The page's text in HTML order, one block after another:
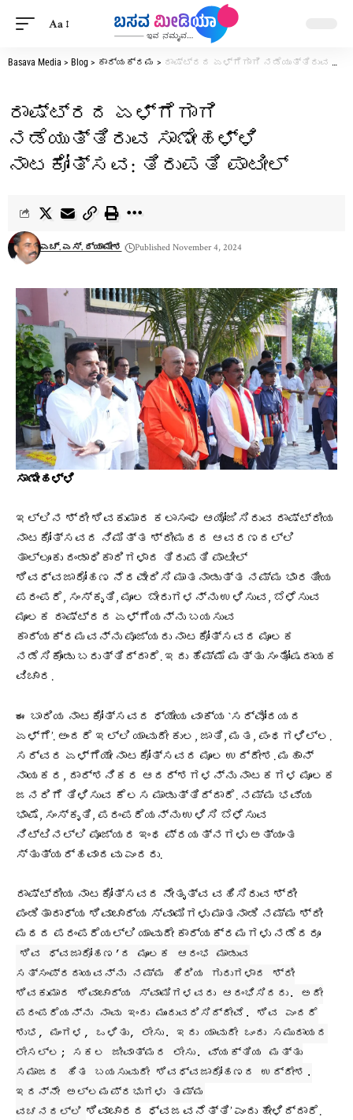
Aa
Basava Media > Blog > ಕಾರ್ಯಕ್ರಮ > ರಾಷ್ಟ್ರದ ಏಳ್ಗೆಗಾಗಿ ನಡೆಯುತ್ತಿರುವ ಸಾಣೇಹಳ್ಳಿ ನಾಟಕೋತ್ಸವ: ತಿರುಪತಿ ಪಾಟೀಲ್
ರಾಷ್ಟ್ರದ ಏಳ್ಗೆಗಾಗಿ
ನಡೆಯುತ್ತಿರುವ ಸಾಣೇಹಳ್ಳಿ
ನಾಟಕೋತ್ಸವ: ತಿರುಪತಿ ಪಾಟೀಲ್
ಎಚ್. ಎಸ್. ದ್ಯಾಮೇಶ Published November 4, 2024
ಸಾಣೇಹಳ್ಳಿ
ಇಲ್ಲಿನ ಶ್ರೀ ಶಿವಕುಮಾರ ಕಲಾಸಂಘ ಆಯೋಜಿಸಿರುವ ರಾಷ್ಟ್ರೀಯ
ನಾಟಕೋತ್ಸವದ ನಿಮಿತ್ತ ಶ್ರೀಮಠದ ಆವರಣದಲ್ಲಿ
ತಾಲ್ಲೂಕು ದಂಡಾಧಿಕಾರಿಗಳಾದ ತಿರುಪತಿ ಪಾಟೀಲ್
ಶಿವಧ್ವಜಾರೋಹಣ ನೆರವೇರಿಸಿ ಮಾತನಾಡುತ್ತ ನಮ್ಮ ಭಾರತೀಯ
ಪರಂಪರೆ, ಸಂಸ್ಕೃತಿ, ಮೂಲ ಬೇರುಗಳನ್ನು ಉಳಿಸುವ, ಬೆಳೆಸುವ
ಮೂಲಕ ರಾಷ್ಟ್ರದ ಏಳ್ಗೆಯನ್ನು ಬಯಸುವ
ಕಾರ್ಯಕ್ರಮವನ್ನು ಪೂಜ್ಯರು ನಾಟಕೋತ್ಸವದ ಮೂಲಕ
ನಡೆಸಿಕೊಂಡು ಬರುತ್ತಿದ್ದಾರೆ. ಇದು ಹೆಮ್ಮೆ ಮತ್ತು ಸಂತೋಷದಾಯಕ
ವಿಚಾರ.
ಈ ಬಾರಿಯ ನಾಟಕೋತ್ಸವದ ಧ್ಯೇಯ ವಾಕ್ಯ `ಸರ್ವೋದಯದ
ಏಳ್ಗೆ’. ಅಂದರೆ ಇಲ್ಲಿ ಯಾವುದೇ ಕುಲ, ಜಾತಿ, ಮತ, ಪಂಥಗಳಿಲ್ಲ.
ಸರ್ವರ ಏಳ್ಗೆಯೇ ನಾಟಕೋತ್ಸವದ ಮೂಲ ಉದ್ದೇಶ. ಮಹಾನ್
ನಾಯಕರ, ದಾರ್ಶನಿಕರ ಆದರ್ಶಗಳನ್ನು ನಾಟಕಗಳ ಮೂಲಕ
ಜನರಿಗೆ ತಿಳಿಸುವ ಕೆಲಸ ಮಾಡುತ್ತಿದ್ದಾರೆ. ನಮ್ಮ ಭವ್ಯ
ಭಾಷೆ, ಸಂಸ್ಕೃತಿ, ಪರಂಪರೆಯನ್ನು ಉಳಿಸಿ ಬೆಳೆಸುವ
ನಿಟ್ಟಿನಲ್ಲಿ ಪೂಜ್ಯರ ಇಂಥ ಪ್ರಯತ್ನಗಳು ಅತ್ಯಂತ
ಸ್ತುತ್ಯರ್ಹವಾದವು ಎಂದರು.
ರಾಷ್ಟ್ರೀಯ ನಾಟಕೋತ್ಸವದ ನೇತೃತ್ವ ವಹಿಸಿರುವ ಶ್ರೀ
ಪಂಡಿತಾರಾಧ್ಯ ಶಿವಾಚಾರ್ಯ ಸ್ವಾಮಿಗಳು ಮಾತನಾಡಿ ನಮ್ಮ ಶ್ರೀ
ಮಠದ ಪರಂಪರೆಯಲ್ಲಿ ಯಾವುದೇ ಕಾರ್ಯಕ್ರಮಗಳು ನಡೆದರೂ
ಶಿವ ಧ್ವಜಾರೋಹಣ’ದ ಮೂಲಕ ಆರಂಭ ಮಾಡುವ
ಸತ್ಸಂಪ್ರದಾಯವನ್ನು ನಮ್ಮ ಹಿರಿಯ ಗುರುಗಳಾದ ಶ್ರೀ
ಶಿವಕುಮಾರ ಶಿವಾಚಾರ್ಯ ಸ್ವಾಮಿಗಳವರು ಆರಂಭಿಸಿದರು. ಅದೇ
ಪರಂಪರೆಯನ್ನು ನಾವು ಇಂದು ಮುಂದುವರಿಸಿದ್ದೇವೆ. ಶಿವ ಎಂದರೆ
ಶುಭ, ಮಂಗಳ, ಒಳಿತು, ಲೇಸು. ಇದು ಯಾವುದೇ ಒಂದು ಸಮುದಾಯದ
ಲೇಸಲ್ಲ; ಸಕಲ ಜೀವಾತ್ಮರ ಲೇಸು. ವ್ಯಕ್ತಿಯ ಮತ್ತು
ಸಮಾಜದ ಹಿತ ಬಯಸುವುದೇ ಶಿವಧ್ವಜಾರೋಹಣದ ಉದ್ದೇಶ.
ಇದನ್ನೇ ಅಲ್ಲಮಪ್ರಭುಗಳು ತಮ್ಮ
ವಚನದಲ್ಲಿ ಶಿವಾಚಾರದ ಧ್ವಜವನೆತ್ತಿ’ ಎಂದು ಹೇಳಿದ್ದಾರೆ.